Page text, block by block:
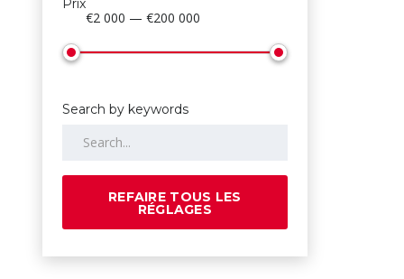
Prix
€2 000 — €200 000
Search by keywords
REFAIRE TOUS LES
RÉGLAGES